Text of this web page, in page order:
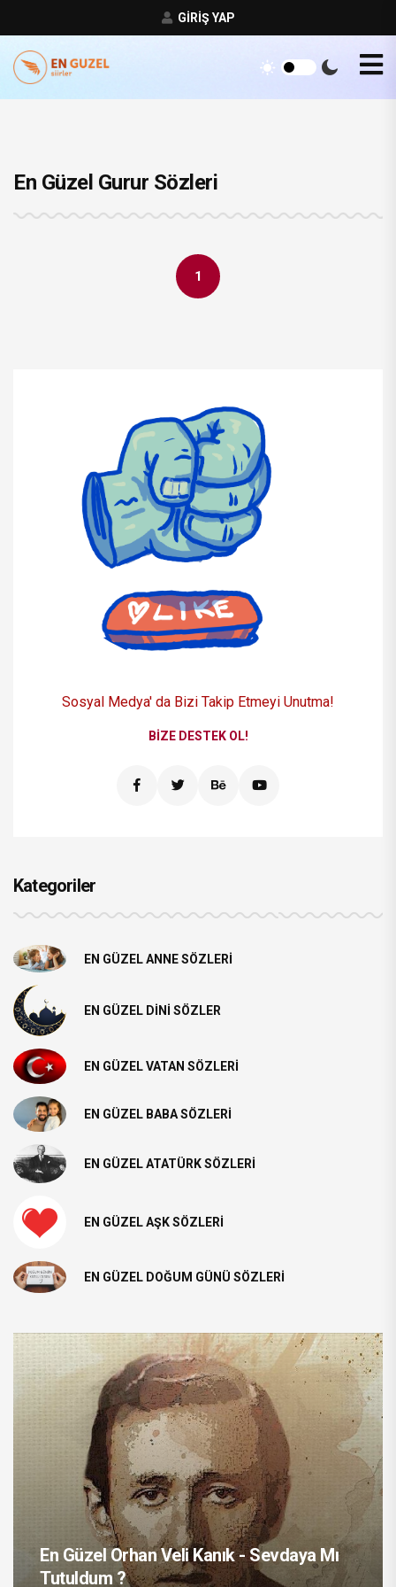
GIRIŞ YAP
En Güzel Gurur Sözleri
1
Sosyal Medya' da Bizi Takip Etmeyi Unutma!
BIZE DESTEK OL!
Kategoriler
EN GÜZEL ANNE SÖZLERI
EN GÜZEL DINI SÖZLER
EN GÜZEL VATAN SÖZLERI
EN GÜZEL BABA SÖZLERI
EN GÜZEL ATATÜRK SÖZLERI
EN GÜZEL AŞK SÖZLERI
EN GÜZEL DOĞUM GÜNÜ SÖZLERI
En Güzel Orhan Veli Kanık - Sevdaya Mı
Tutuldum ?